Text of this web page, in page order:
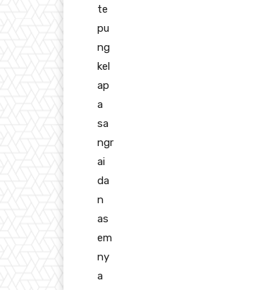
te
pu
ng
kel
ap
a
sa
ngr
ai
da
n
as
em
ny
a